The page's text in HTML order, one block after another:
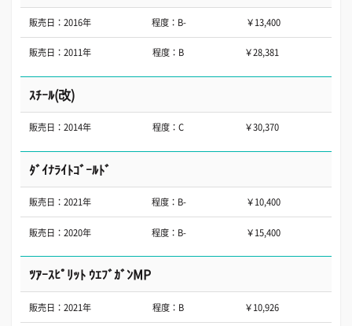
販売日：2016年 程度：B- ￥13,400
販売日：2011年 程度：B ￥28,381
ｽﾁｰﾙ(改)
販売日：2014年 程度：C ￥30,370
ﾀﾞｲﾅﾗｲﾄｺﾞｰﾙﾄﾞ
販売日：2021年 程度：B- ￥10,400
販売日：2020年 程度：B- ￥15,400
ﾂｱｰｽﾋﾟﾘｯﾄ ｳｴﾌﾞｶﾞﾝMP
販売日：2021年 程度：B ￥10,926